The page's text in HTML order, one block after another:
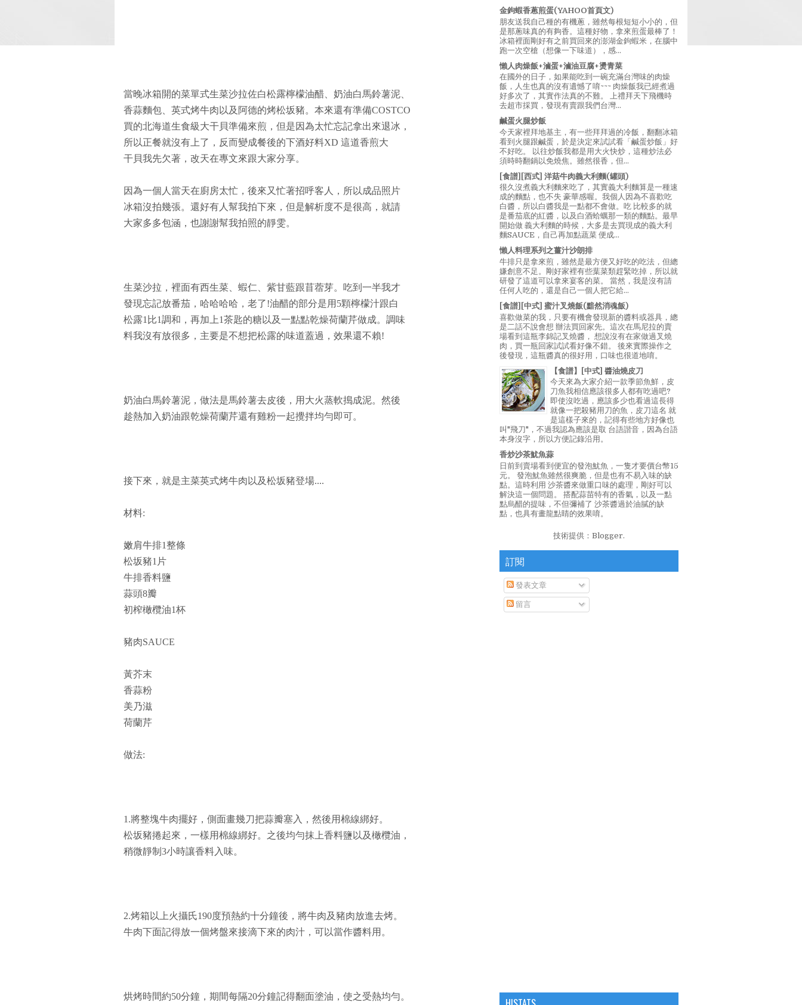
當晚冰箱開的菜單式生菜沙拉佐白松露檸檬油醋、奶油白馬鈴薯泥、
香蒜麵包、英式烤牛肉以及阿德的烤松坂豬。本來還有準備COSTCO
買的北海道生食級大干貝準備來煎，但是因為太忙忘記拿出來退冰，
所以正餐就沒有上了，反而變成餐後的下酒好料XD 這道香煎大
干貝我先欠著，改天在專文來跟大家分享。
因為一個人當天在廚房太忙，後來又忙著招呼客人，所以成品照片
冰箱沒拍幾張。還好有人幫我拍下來，但是解析度不是很高，就請
大家多多包涵，也謝謝幫我拍照的靜雯。
生菜沙拉，裡面有西生菜、蝦仁、紫甘藍跟苜蓿芽。吃到一半我才
發現忘記放番茄，哈哈哈哈，老了!油醋的部分是用5顆檸檬汁跟白
松露1比1調和，再加上1茶匙的糖以及一點點乾燥荷蘭芹做成。調味
料我沒有放很多，主要是不想把松露的味道蓋過，效果還不賴!
奶油白馬鈴薯泥，做法是馬鈴薯去皮後，用大火蒸軟搗成泥。然後
趁熱加入奶油跟乾燥荷蘭芹還有雞粉一起攪拌均勻即可。
接下來，就是主菜英式烤牛肉以及松坂豬登場....
材料:
嫩肩牛排1整條
松坂豬1片
牛排香料鹽
蒜頭8瓣
初榨橄欖油1杯
豬肉SAUCE
黃芥末
香蒜粉
美乃滋
荷蘭芹
做法:
1.將整塊牛肉擺好，側面畫幾刀把蒜瓣塞入，然後用棉線綁好。
松坂豬捲起來，一樣用棉線綁好。之後均勻抹上香料鹽以及橄欖油，
稍微靜制3小時讓香料入味。
2.烤箱以上火攝氏190度預熱約十分鐘後，將牛肉及豬肉放進去烤。
牛肉下面記得放一個烤盤來接滴下來的肉汁，可以當作醬料用。
烘烤時間約50分鐘，期間每隔20分鐘記得翻面塗油，使之受熱均勻。
金鉤蝦香蔥煎蛋(YAHOO首頁文)
朋友送我自己種的有機蔥，雖然每根短短小小的，但
是那蔥味真的有夠香。這種好物，拿來煎蛋最棒了！
冰箱裡面剛好有之前買回來的澎湖金鉤蝦米，在腦中
跑一次空槍（想像一下味道），感...
懶人肉燥飯+滷蛋+滷油豆腐+燙青菜
在國外的日子，如果能吃到一碗充滿台灣味的肉燥
飯，人生也真的沒有遺憾了唷~~~ 肉燥飯我已經煮過
好多次了，其實作法真的不難。 上禮拜天下飛機時
去超市採買，發現有賣跟我們台灣...
鹹蛋火腿炒飯
今天家裡拜地基主，有一些拜拜過的冷飯，翻翻冰箱
看到火腿跟鹹蛋，於是決定來試試看「鹹蛋炒飯」好
不好吃。 以往炒飯我都是用大火快炒，這種炒法必
須時時翻鍋以免燒焦。雖然很香，但...
[食譜][西式] 洋菇牛肉義大利麵(罐頭)
很久沒煮義大利麵來吃了，其實義大利麵算是一種速
成的麵點，也不失 豪華感喔。我個人因為不喜歡吃
白醬，所以白醬我是一點都不會做。吃 比較多的就
是番茄底的紅醬，以及白酒蛤蠣那一類的麵點。最早
開始做 義大利麵的時候，大多是去買現成的義大利
麵SAUCE，自己再加點蔬菜 便成...
懶人料理系列之薑汁沙朗排
牛排只是拿來煎，雖然是最方便又好吃的吃法，但總
嫌創意不足。剛好家裡有些葉菜類趕緊吃掉，所以就
研發了這道可以拿來宴客的菜。 當然，我是沒有請
任何人吃的，還是自己一個人把它給...
[食譜][中式] 蜜汁叉燒飯(黯然消魂飯)
喜歡做菜的我，只要有機會發現新的醬料或器具，總
是二話不說會想 辦法買回家先。這次在馬尼拉的賣
場看到這瓶李錦記叉燒醬， 想說沒有在家做過叉燒
肉，買一瓶回家試試看好像不錯。 後來實際操作之
後發現，這瓶醬真的很好用，口味也很道地唷。
【食譜】[中式] 醬油燒皮刀
今天來為大家介紹一款季節魚鮮，皮
刀魚我相信應該很多人都有吃過吧?
即使沒吃過，應該多少也看過這長得
就像一把殺豬用刀的魚，皮刀這名 就
是這樣子來的，記得有些地方好像也
叫"飛刀"，不過我認為應該是取 台語諧音，因為台語
本身沒字，所以方便記錄沿用。
香炒沙茶魷魚蒜
日前到賣場看到便宜的發泡魷魚，一隻才要價台幣15
元。 發泡魷魚雖然很爽脆，但是也有不易入味的缺
點。這時利用 沙茶醬來做重口味的處理，剛好可以
解決這一個問題。 搭配蒜苗特有的香氣，以及一點
點烏醋的提味，不但彌補了 沙茶醬過於油膩的缺
點，也具有畫龍點睛的效果唷。
技術提供： Blogger.
訂閱
發表文章
留言